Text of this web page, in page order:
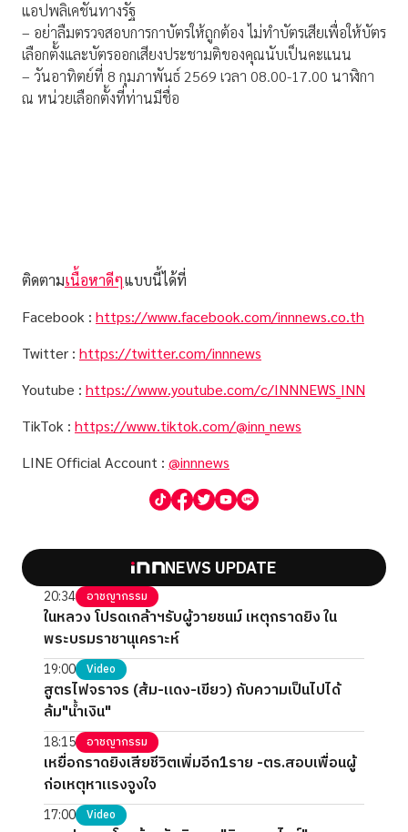
แอปพลิเคชันทางรัฐ
– อย่าลืมตรวจสอบการกาบัตรให้ถูกต้อง ไม่ทำบัตรเสียเพื่อให้บัตร
เลือกตั้งและบัตรออกเสียงประชามติของคุณนับเป็นคะแนน
– วันอาทิตย์ที่ 8 กุมภาพันธ์ 2569 เวลา 08.00-17.00 นาฬิกา
ณ หน่วยเลือกตั้งที่ท่านมีชื่อ
ติดตามเนื้อหาดีๆแบบนี้ได้ที่
Facebook : https://www.facebook.com/innnews.co.th
Twitter : https://twitter.com/innnews
Youtube : https://www.youtube.com/c/INNNEWS_INN
TikTok : https://www.tiktok.com/@inn_news
LINE Official Account : @innnews
NEWS UPDATE
20:34 อาชญากรรม
ในหลวง โปรดเกล้าฯรับผู้วายชนม์ เหตุกราดยิง ใน
พระบรมราชานุเคราะห์
19:00 Video
สูตรไฟจราจร (ส้ม-แดง-เขียว) กับความเป็นไปได้
ล้ม"น้ำเงิน"
18:15 อาชญากรรม
เหยื่อกราดยิงเสียชีวิตเพิ่มอีก1ราย -ตร.สอบเพื่อนผู้
ก่อเหตุหาแรงจูงใจ
17:00 Video